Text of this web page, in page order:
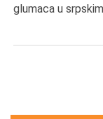
glumaca u